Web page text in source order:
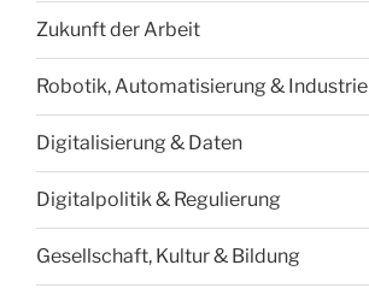
Zukunft der Arbeit
Robotik, Automatisierung & Industrie
Digitalisierung & Daten
Digitalpolitik & Regulierung
Gesellschaft, Kultur & Bildung